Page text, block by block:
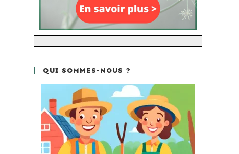
QUI SOMMES-NOUS ?